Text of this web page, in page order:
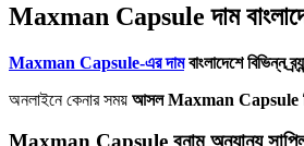
Maxman Capsule দাম
Maxman Capsule-এর দামবাংলাদেশে বিভিন্ন
অনলাইনে কেনার সময় আসল Maxman Capsule
Maxman Capsule বনাম অন্যান্য